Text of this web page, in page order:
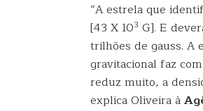
“A estrela que
[43 X 103 G]. E
trilhões de gauss. A
gravitacional faz
reduz muito, a
explica Oliveira à